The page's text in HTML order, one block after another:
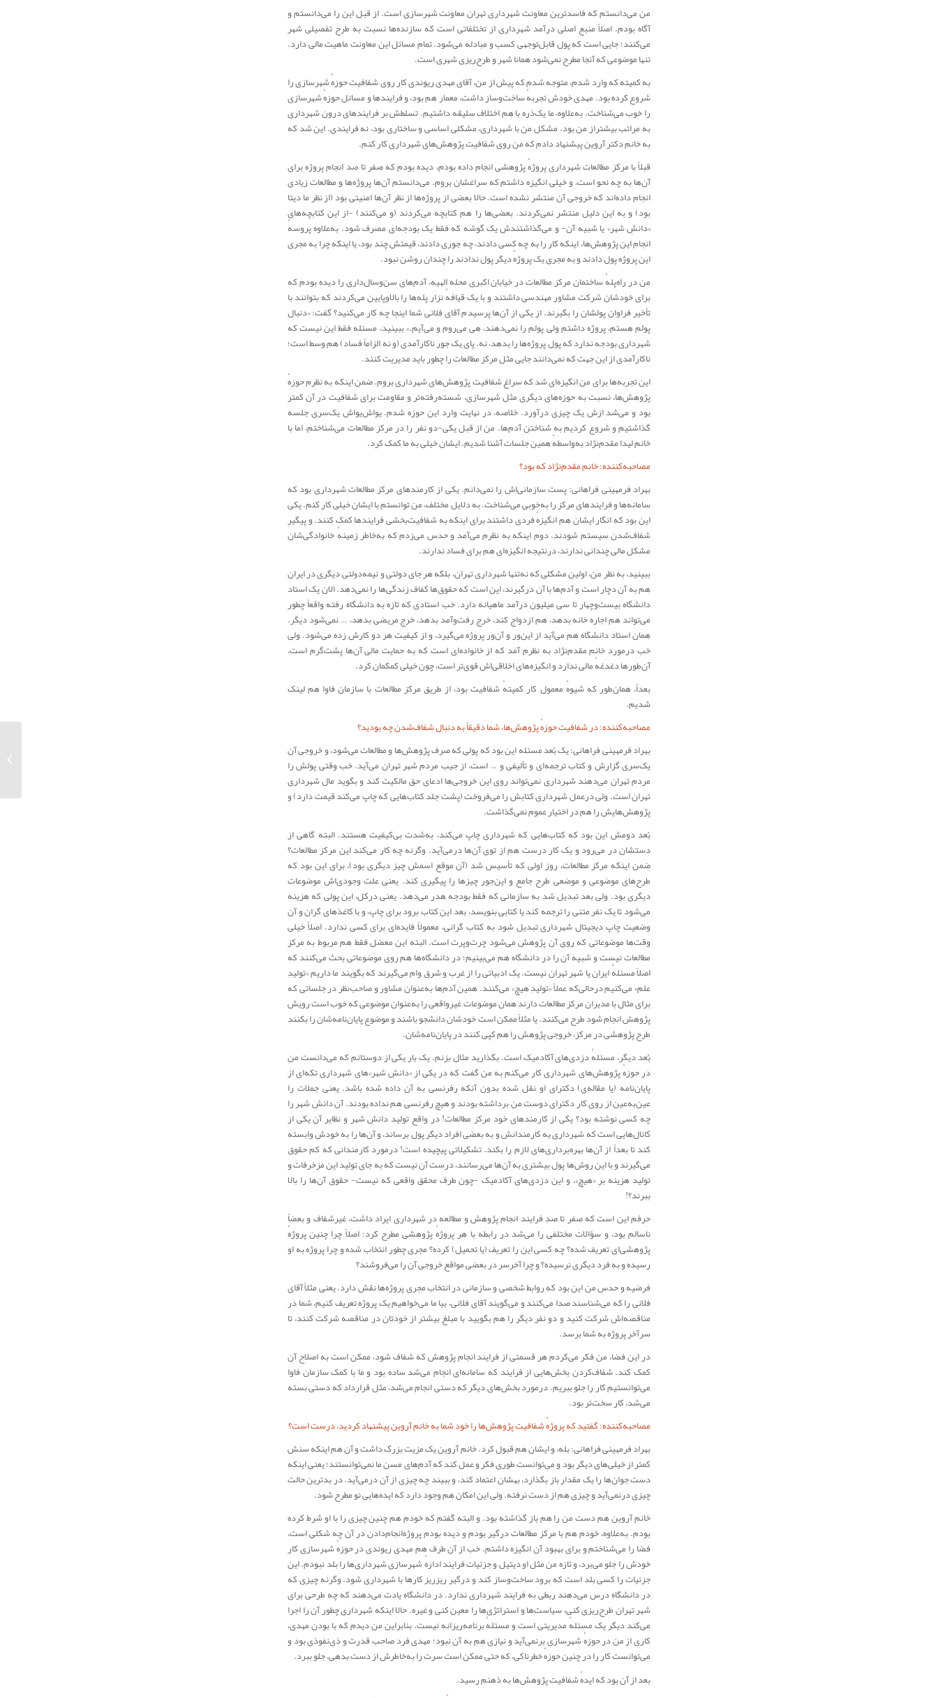
من می‌دانستم که فاسدترین معاونت شهرداری تهران معاونت شهرسازی است. از قبل این را می‌دانستم و
آگاه بودم. اصلاً منبع اصلی درآمد شهرداری از تختلفاتی است که سازنده‌ها نسبت به طرح تفصیلی شهر
می‌کنند؛ جایی است که پول قابل‌توجهی کسب و مبادله می‌شود. تمام مسائل این معاونت ماهیت مالی دارد.
تنها موضوعی که آنجا مطرح نمی‌شود همانا شهر و طرح‌ریزی شهری است.
به کمیته که وارد شدم، متوجه شدم که پیش از من، آقای مهدی ریوندی کار روی شفافیت حوزهٔ شهرسازی را
شروع کرده بود. مهدی خودش تجربهٔ ساخت‌وساز داشت، معمار هم بود، و فرایندها و مسائل حوزهٔ شهرسازی
را خوب می‌شناخت. به‌علاوه، ما یک‌ذره با هم اختلاف سلیقه داشتیم. تسلطش بر فرایندهای درون شهرداری
به مراتب بیشتراز من بود. مشکل من با شهرداری، مشکلی اساسی و ساختاری بود، نه فرایندی. این شد که
به خانم دکتر آروین پیشنهاد دادم که من روی شفافیت پژوهش‌های شهرداری کار کنم.
قبلاً با مرکز مطالعات شهرداری پروژهٔ پژوهشی انجام داده بودم، دیده‌ بودم که صفر تا صد انجام پروژه برای
آن‌ها به چه نحو است، و خیلی انگیزه داشتم که سراغشان بروم. می‌دانستم آن‌ها پروژه‌ها و مطالعات زیادی
انجام داده‌اند که خروجی آن منتشر نشده است. حالا بعضی از پروژه‌ها از نظر آن‌ها امنیتی بود (از نظر ما دیتا
بود) و به این دلیل منتشر نمی‌کردند. بعضی‌ها را هم کتابچه می‌کردند (و می‌کنند) -از این کتابچه‌های
«دانشِ شهر» یا شبیه آن- و می‌گذاشتندش یک گوشه که فقط یک بودجه‌ای مصرف شود. به‌علاوه پروسهٔ
انجام این پژوهش‌ها، اینکه کار را به چه کسی دادند، چه جوری دادند، قیمتش چند بود، یا اینکه چرا به مجری
این پروژه پول دادند و به مجری یک پروژهٔ دیگر پول ندادند را چندان روشن نبود.
من در راه‌‌پلهٔ ساختمان مرکز مطالعات در خیابان اکبری محله الهیه، آدم‌های سن‌وسال‌داری را دیده بودم که
برای خودشان شرکت مشاور مهندسی داشتند و با یک قیافهٔ نزار پله‌ها را بالاوپایین می‌کردند که بتوانند با
تأخیر فراوان پولشان را بگیرند. از یکی از آن‌ها پرسیدم آقای فلانی شما اینجا چه کار می‌کنید؟ گفت: «دنبال
پولم هستم، پروژه داشتم ولی پولم را نمی‌دهند، هی می‌روم و می‌آیم.» ببینید، مسئله فقط این نیست که
شهرداری بودجه ندارد که پول پروژه‌ها را بدهد، نه. پای یک جور ناکارآمدی ‌(و نه الزاماً فساد)‌ هم وسط است؛
ناکارآمدی از این جهت که نمی‌دانند جایی مثل مرکز مطالعات را چطور باید مدیریت کنند.
این تجربه‌ها برای من انگیزه‌ای شد که سراغ شفافیت پژوهش‌های شهرداری بروم. ضمن اینکه به نظرم حوزهٔ
پژوهش‌ها، نسبت به حوزه‌های دیگری مثل شهرسازی، شسته‌رفته‌تر و مقاومت برای شفافیت در آن کمتر
بود و می‌شد ازش یک چیزی درآورد. خلاصه، در نهایت وارد این حوزه شدم. یواش‌یواش یک‌سری جلسه
گذاشتیم و شروع کردیم به شناختن آدم‌ها. من از قبل یکی-دو نفر را در مرکز مطالعات می‌شناختم، اما با
خانم لیدا مقدم‌نژاد به‌واسطهٔ همین جلسات آشنا شدیم. ایشان خیلی به ما کمک کرد.
مصاحبه‌کننده: خانم مقدم‌نژاد که بود؟
بهراد فرمهینی فراهانی: پست سازمانی‌اش را نمی‌دانم. یکی از کارمندهای مرکز مطالعات شهرداری بود که
سامانه‌ها و فرایندهای مرکز را به‌خوبی می‌شناخت. به دلایل مختلف، من توانستم با ایشان خیلی کار کنم. یکی
این بود که انگار ایشان هم انگیزهٔ فردی داشتند برای اینکه به شفافیت‌بخشی فرایندها کمک کنند. و پیگیرِ
شفاف‌شدن سیستم شودند. دوم اینکه به نظرم می‌آمد و حدس می‌زدم که به‌خاطر زمینهٔ خانوادگی‌شان
مشکل مالی چندانی ندارند، درنتیجه انگیزه‌ای هم برای فساد ندارند.
ببینید، به نظر من، اولین مشکلی که نه‌تنها شهرداری تهران، بلکه هر جای دولتی و نیمه‌دولتی دیگری در ایران
هم به آن دچار است و آدم‌ها با آن درگیرند، این است که حقوق‌ها کفاف زندگی‌ها را نمی‌دهد. الان یک استاد
دانشگاه بیست‌وچهار تا سی میلیون درآمد ماهیانه دارد. خب استادی که تازه به دانشگاه رفته واقعاً چطور
می‌تواند هم اجاره خانه بدهد، هم ازدواج کند، خرج رفت‌وآمد بدهد، خرج مریضی بدهد، … نمی‌شود دیگر.
همان استاد دانشگاه هم می‌آید از این‌ور و آن‌ور پروژه می‌گیرد، و از کیفیت هر دو کارش زده می‌شود. ولی
خب درمورد خانم مقدم‌نژاد به نظرم آمد که از خانواده‌ای است که به حمایت مالی آن‌ها پشت‌گرم است،
آن‌طورها دغدغهٔ مالی ندارد و انگیزه‌های اخلاقی‌اش قوی‌تر است، چون خیلی کمکمان کرد.
بعداً، همان‌طور که شیوهٔ معمول کار کمیتهٔ شفافیت بود، از طریق مرکز مطالعات با سازمان فاوا هم لینک
شدیم.
مصاحبه‌کننده: در شفافیت حوزهٔ پژوهش‌ها، شما دقیقاً به دنبال شفاف‌شدن چه بودید؟
بهراد فرمهینی فراهانی: یک بُعد مسئله این بود که پولی که صرف پژوهش‌ها و مطالعات می‌شود، و خروجی آن
یک‌سری گزارش و کتاب ترجمه‌‌ای و تألیفی و … است، از جیب مردم شهر تهران می‌آید. خب وقتی پولش را
مردم تهران می‌دهند شهرداری نمی‌تواند روی این خروجی‌ها ادعای حق مالکیت کند و بگوید مال شهرداری
تهران است. ولی درعمل شهرداری کتابش را می‌فروخت (پشت جلد کتاب‌هایی که چاپ می‌کند قیمت دارد) و
پژوهش‌هایش را هم در اختیار عموم نمی‌گذاشت.
بُعد دومش این بود که کتاب‌هایی که شهرداری چاپ می‌کند، به‌شدت بی‌کیفیت هستند. البته گاهی از
دستشان در می‌رود و یک کار درست هم از توی آن‌ها درمی‌آید. وگرنه چه کار می‌کند این مرکز مطالعات؟
ضمن اینکه مرکز مطالعات، روز اولی که تأسیس شد (آن موقع اسمش چیز دیگری بود)، برای این بود که
طرح‌های موضوعی و موضعی طرح جامع و این‌جور چیزها را پیگیری کند. یعنی علت وجودی‌اش موضوعات
دیگری بود. ولی بعد تبدیل شد به سازمانی که فقط بودجه هدر می‌دهد. یعنی درکل، این پولی که هزینه
می‌شود تا یک نفر متنی را ترجمه کند یا کتابی بنویسد، بعد این کتاب برود برای چاپ، و با کاغذهای گران و آن
وضعیت چاپ دیجیتال شهرداری تبدیل شود به کتاب گرانی، معمولاً فایده‌ای برای کسی ندارد. اصلاً خیلی
وقت‌ها موضوعاتی که روی آن پژوهش می‌شود چرت‌وپرت است. البته این معضل فقط هم مربوط به مرکز
مطالعات نیست و شبیه آن را در دانشگاه هم می‌بینیم؛ در دانشگاه‌ها هم روی موضوعاتی بحث می‌کنند که
اصلاً مسئلهٔ ایران یا شهر تهران نیست. یک ادبیاتی را از غرب و شرق وام می‌گیرند که بگویند ما داریم «تولیدِ
علم» می‌کنیم درحالی‌که عملاً «تولیدِ هیچ» می‌کنند. همین آدم‌ها به‌عنوان مشاور و صاحب‌نظر در جلساتی که
برای مثال با مدیران مرکز مطالعات دارند همان موضوعات غیرواقعی را به‌عنوان موضوعی که خوب است رویش
پژوهش انجام شود طرح می‌کنند. یا مثلاً ممکن است خودشان دانشجو باشند و موضوع پایان‌نامه‌شان را بکنند
طرح پژوهشی در مرکز، خروجی پژوهش را هم کپی کنند در پایان‌نامه‌شان.
بُعد دیگر، مسئلهٔ دزدی‌های آکادمیک است. بگذارید مثال بزنم. یک بار یکی از دوستانم که می‌دانست من
در حوزهٔ پژوهش‌های شهرداری کار می‌کنم به من گفت که در یکی از «دانشِ شهر»های شهرداری تکه‌ای از
پایان‌نامه (یا مقاله‌ی) دکترای او نقل شده بدون آنکه رفرنسی به آن داده شده باشد. یعنی جملات را
عین‌به‌عین از روی کار دکترای دوست من برداشته بودند و هیچ رفرنسی هم نداده بودند. آن دانشِ شهر را
چه کسی نوشته بود؟ یکی از کارمندهای خود مرکز مطالعات! در واقع تولید دانشِ شهر و نظایر آن یکی از
کانال‌هایی است که شهرداری به کارمندانش و به بعضی افراد دیگر پول برساند، و آن‌ها را به خودش وابسته
کند تا بعداً از آن‌ها بهره‌برداری‌های لازم را بکند. تشکیلاتی پیچیده است! درمورد کارمندانی که کم حقوق
می‌گیرند و با این روش‌ها پول بیشتری به آن‌ها می‌رسانند، درست آن نیست که به جای تولید این مزخرفات و
تولید هزینه برِ «هیچ»، و این دزدی‌های آکادمیک -چون طرف محقق واقعی که نیست- حقوق آن‌ها را بالا
ببرند؟!
حرفم این است که صفر تا صدِ فرایند انجام پژوهش و مطالعه در شهرداری ایراد داشت، غیرشفاف و بعضاً
ناسالم بود، و سؤالات مختلفی را می‌شد در رابطه با هر پروژهٔ پژوهشی مطرح کرد: اصلاً چرا چنین پروژهٔ
پژوهشی‌ای تعریف شده؟ چه کسی این را تعریف (یا تحمیل) کرده؟‌ مجری چطور انتخاب شده و چرا پروژه به او
رسیده و به فرد دیگری نرسیده؟ و چرا آخرسر در بعضی مواقع خروجی آن را می‌فروشند؟
فرضیه و حدس من این بود که روابط شخصی و سازمانی در انتخاب مجری پروژه‌ها نقش دارد. یعنی مثلاً آقای
فلانی را که می‌شناسند صدا می‌کنند و می‌گویند آقای فلانی، بیا ما می‌خواهیم یک پروژه تعریف کنیم، شما در
مناقصه‌اش شرکت کنید و دو نفر دیگر را هم بگویید با مبلغ بیشتر از خودتان در مناقصه شرکت کنند، تا
سرآخر پروژه به شما برسد.
در این فضا، من فکر می‌کردم هر قسمتی از فرایند انجام پژوهش که شفاف شود، ممکن است به اصلاح آن
کمک کند. شفاف‌کردن بخش‌هایی از فرایند که سامانه‌ای انجام می‌شد ساده بود و ما با کمک سازمان فاوا
می‌توانستیم کار را جلو ببریم. درمورد بخش‌های دیگر که دستی انجام می‌شد، مثل قرارداد که دستی بسته
می‌شد، کار سخت‌تر بود.
مصاحبه‌کننده: گفتید که پروژهٔ شفافیت پژوهش‌ها را خود شما به خانم آروین پیشنهاد کردید، درست است؟
بهراد فرمهینی فراهانی: بله، و ایشان هم قبول کرد. خانم آروین یک مزیت بزرگ داشت و آن هم اینکه سنش
کمتر از خیلی‌های دیگر بود و می‌توانست طوری فکر و عمل کند که آدم‌های مسن ما نمی‌توانستند؛ یعنی اینکه
دست جوان‌ها را یک مقدار باز بگذارد، بهشان اعتماد کند، و ببیند چه چیزی از آن درمی‌آید. در بدترین حالت
چیزی درنمی‌آید و چیزی هم از دست نرفته. ولی این امکان هم وجود دارد که ایده‌هایی نو مطرح شود.
خانم آروین هم دست من را هم باز گذاشته بود. و البته گفتم که خودم هم چنین چیزی را با او شرط کرده
بودم. به‌علاوه، خودم هم با مرکز مطالعات درگیر بودم و دیده بودم پروژه‌انجام‌دادن در آن چه شکلی است،
فضا را می‌شناختم و برای بهبود آن انگیزه داشتم. خب از آن طرف هم مهدی ریوندی در حوزهٔ شهرسازی کار
خودش را جلو می‌برد، و تازه من مثل او دیتیل و جزئیات فرایند ادارهٔ شهرسازی شهرداری‌ها را بلد نبودم. این
جزئیات را کسی بلد است که برود ساخت‌وساز کند و درگیر ریزریز کارها با شهرداری شود. وگرنه چیزی که
در دانشگاه درس می‌دهند ربطی به فرایند شهرداری ندارد. در دانشگاه یادت می‌دهند که چه طرحی برای
شهر تهران طرح‌ریزی کنی، سیاست‌ها و استراتژی‌ها را معین کنی و غیره. حالا اینکه شهرداری چطور آن را اجرا
می‌کند دیگر یک مسئلهٔ مدیریتی است و مسئلهٔ برنامه‌ریزانه نیست. بنابراین من دیدم که با بودن مهدی،
کاری از من در حوزهٔ شهرسازی برنمی‌آید و نیازی هم به آن نبود؛ مهدی فرد صاحب قدرت و ذی‌نفوذی بود و
می‌توانست کار را در چنین حوزهٔ خطرناکی، که حتی ممکن است سرت را به‌خاطرش از دست بدهی، جلو ببرد.
بعد از آن بود که ایدهٔ شفافیت پژوهش‌ها به ذهنم رسید.
۱۴۰۲